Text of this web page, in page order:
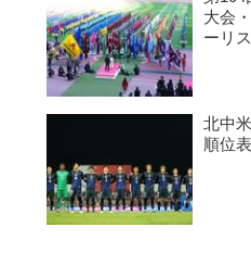
大会
ーリ
北中
順位